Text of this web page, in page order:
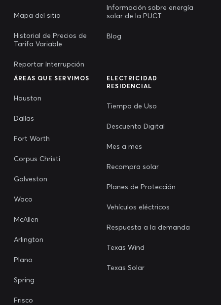
Mapa del sitio
Historial de Precios de
Tarifa Variable
Reportar Interrupción
Información sobre energía
solar de la PUCT
Blog
ÁREAS QUE SERVIMOS
Houston
Dallas
Fort Worth
Corpus Christi
Galveston
Waco
McAllen
Arlington
Plano
Spring
Frisco
ELECTRICIDAD
RESIDENCIAL
Tiempo de Uso
Descuento Digital
Mes a mes
Recompra solar
Planes de Protección
Vehículos eléctricos
Respuesta a la demanda
Texas Wind
Texas Solar